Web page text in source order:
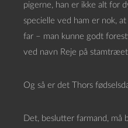
pigerne, han er ikke alt for
specielle ved ham er nok,
far – man kunne godt
ved navn Reje på
Og så er det Thors
Det, beslutter farmand, må